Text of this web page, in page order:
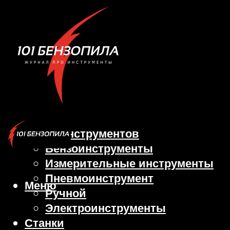
Виды инструментов
Бензоинструменты
Измерительные инструменты
Пневмоинструмент
Ручной
Электроинструменты
Станки
Меню